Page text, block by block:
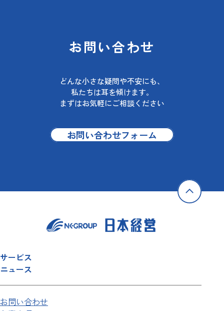
お問い合わせ
どんな小さな疑問や不安にも、
私たちは耳を傾けます。
まずはお気軽にご相談ください
お問い合わせフォーム
サービス
ニュース
お問い合わせ